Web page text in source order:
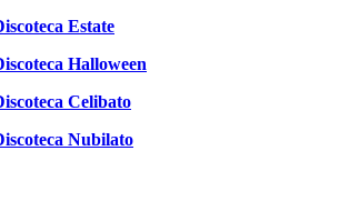
Estate
Halloween
Celibato
Nubilato